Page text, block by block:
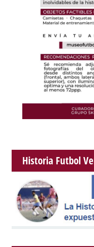
Historia Futbol